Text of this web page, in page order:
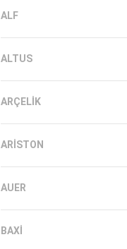
ALF
ALTUS
ARÇELIK
ARISTON
AUER
BAXI